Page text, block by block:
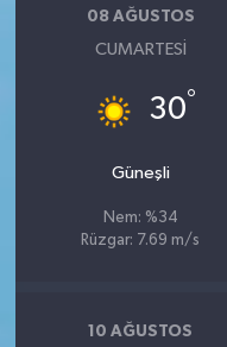
08 AĞUSTOS
CUMARTESI
30°
Güneşli
Nem: %34
Rüzgar: 7.69 m/s
10 AĞUSTOS